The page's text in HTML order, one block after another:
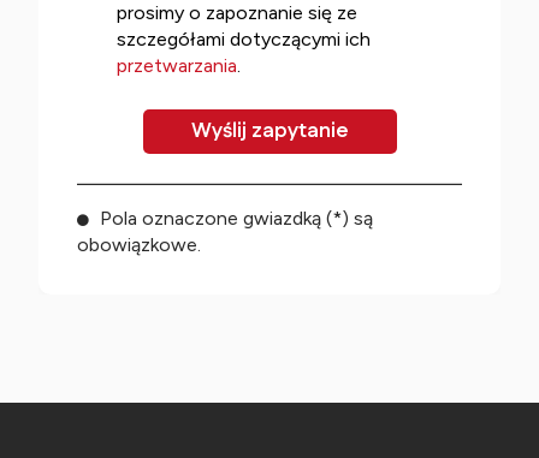
prosimy o zapoznanie się ze
szczegółami dotyczącymi ich
przetwarzania.
Pola oznaczone gwiazdką (*) są
obowiązkowe.